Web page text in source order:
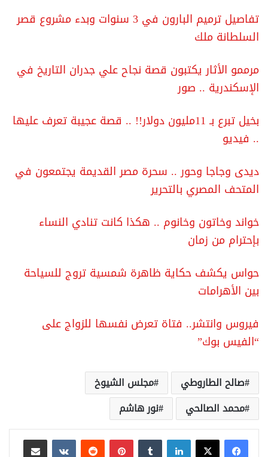
تفاصيل ترميم البارون في 3 سنوات وبدء مشروع قصر
السلطانة ملك
مرممو الأثار يكتبون قصة نجاح علي جدران التاريخ في
الإسكندرية .. صور
بخيل تبرع بـ 11مليون دولار!! .. قصة عجيبة تعرف عليها
.. فيديو
ديدى وجاجا وحور .. سحرة مصر القديمة يجتمعون في
المتحف المصري بالتحرير
خواند وخاتون وخانوم .. هكذا كانت تنادي النساء
بإحترام من زمان
حواس يكشف حكاية ظاهرة شمسية تروج للسياحة
بين الأهرامات
فيروس وانتشر.. فتاة تعرض نفسها للزواج على
“الفيس بوك”
صالح الطاروطي
مجلس الشيوخ
محمد الصالحي
نور هاشم
لينكدإن بينتيريست
مشاركة عبر البريد